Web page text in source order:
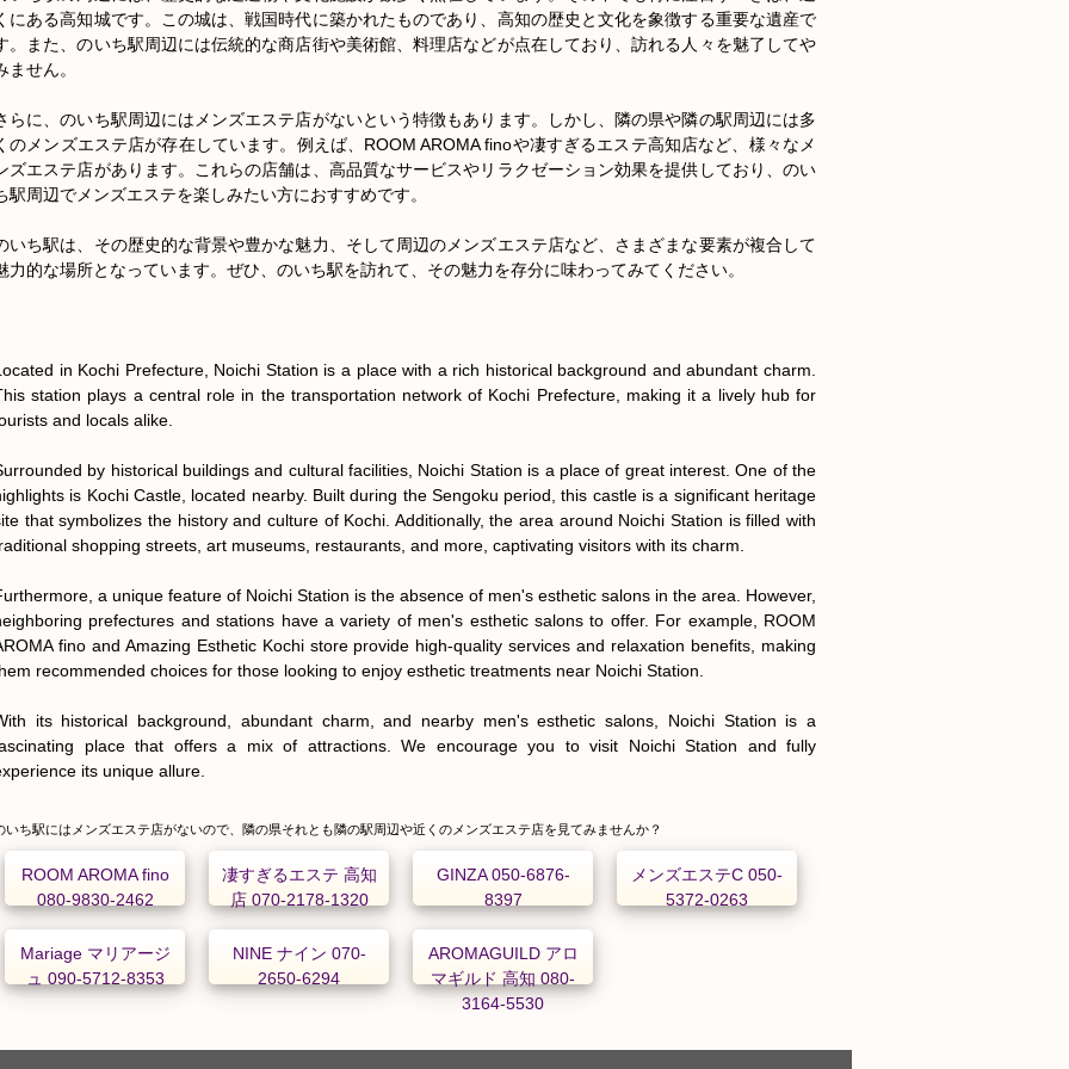
にある高知城です。この城は、戦国時代に築かれたものであり、高知の歴史と文化を象徴する重要な遺産で
。また、のいち駅周辺には伝統的な商店街や美術館、料理店などが点在しており、訪れる人々を魅了してや
ません。
らに、のいち駅周辺にはメンズエステ店がないという特徴もあります。しかし、隣の県や隣の駅周辺には多
のメンズエステ店が存在しています。例えば、ROOM AROMA finoや凄すぎるエステ高知店など、様々なメ
ズエステ店があります。これらの店舗は、高品質なサービスやリラクゼーション効果を提供しており、のい
駅周辺でメンズエステを楽しみたい方におすすめです。
いち駅は、その歴史的な背景や豊かな魅力、そして周辺のメンズエステ店など、さまざまな要素が複合して
力的な場所となっています。ぜひ、のいち駅を訪れて、その魅力を存分に味わってみてください。
in Kochi Prefecture, Noichi Station is a place with a rich historical background and abundant charm.
station plays a central role in the transportation network of Kochi Prefecture, making it a lively hub for
and locals alike.
by historical buildings and cultural facilities, Noichi Station is a place of great interest. One of the
is Kochi Castle, located nearby. Built during the Sengoku period, this castle is a significant heritage
that symbolizes the history and culture of Kochi. Additionally, the area around Noichi Station is filled with
shopping streets, art museums, restaurants, and more, captivating visitors with its charm.
a unique feature of Noichi Station is the absence of men's esthetic salons in the area. However,
prefectures and stations have a variety of men's esthetic salons to offer. For example, ROOM
fino and Amazing Esthetic Kochi store provide high-quality services and relaxation benefits, making
recommended choices for those looking to enjoy esthetic treatments near Noichi Station.
its historical background, abundant charm, and nearby men's esthetic salons, Noichi Station is a
place that offers a mix of attractions. We encourage you to visit Noichi Station and fully
its unique allure.
いち駅にはメンズエステ店がないので、隣の県それとも隣の駅周辺や近くのメンズエステ店を見てみませんか？
ROOM AROMA fino
080-9830-2462
凄すぎるエステ 高知
店 070-2178-1320
GINZA 050-6876-
8397
メンズエステC 050-
5372-0263
Mariage マリアージ
ュ 090-5712-8353
NINE ナイン 070-
2650-6294
AROMAGUILD アロ
マギルド 高知 080-
3164-5530